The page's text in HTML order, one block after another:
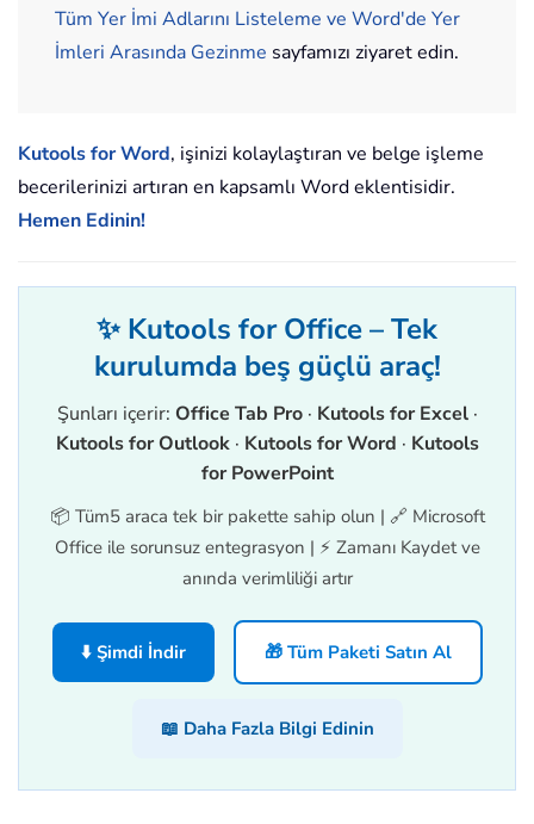
Tüm Yer İmi Adlarını Listeleme ve Word'de Yer
İmleri Arasında Gezinme sayfamızı ziyaret edin.
Kutools for Word, işinizi kolaylaştıran ve belge işleme
becerilerinizi artıran en kapsamlı Word eklentisidir.
Hemen Edinin!
✨ Kutools for Office – Tek
kurulumda beş güçlü araç!
Şunları içerir: Office Tab Pro· Kutools for Excel·
Kutools for Outlook· Kutools for Word · Kutools
for PowerPoint
📦 Tüm5 araca tek bir pakette sahip olun | 🔗 Microsoft
Office ile sorunsuz entegrasyon | ⚡ Zamanı Kaydet ve
anında verimliliği artır
⬇️ Şimdi İndir 🎁 Tüm Paketi Satın Al
📖 Daha Fazla Bilgi Edinin